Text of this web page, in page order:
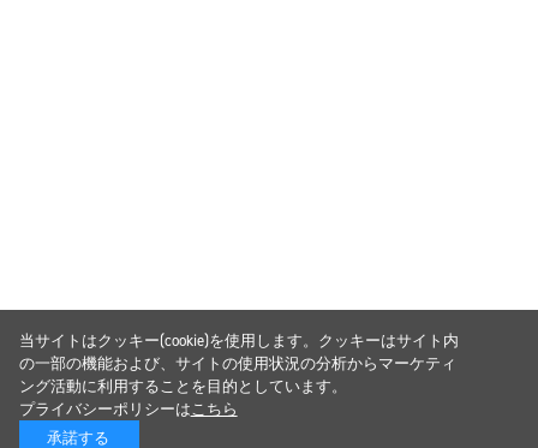
当サイトはクッキー(cookie)を使用します。クッキーはサイト内
の一部の機能および、サイトの使用状況の分析からマーケティ
ング活動に利用することを目的としています。
プライバシーポリシーはこちら
承諾する